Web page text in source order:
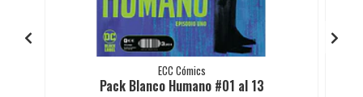
ECC Cómics
Pack Blanco Humano #01 al 13